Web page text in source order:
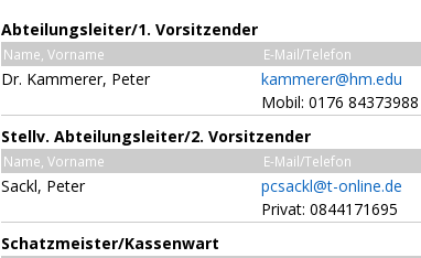
Abteilungsleiter/1. Vorsitzender
Name, Vorname E-Mail/Telefon
Dr. Kammerer, Peter
kammerer@hm.edu
Mobil: 0176 84373988
Stellv. Abteilungsleiter/2. Vorsitzender
Name, Vorname E-Mail/Telefon
Sackl, Peter
pcsackl@t-online.de
Privat: 0844171695
Schatzmeister/Kassenwart